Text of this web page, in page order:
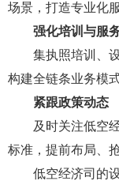
场景，打造专业化
强化培训与服
集执照培训、
构建全链条业务模式
紧跟政策动态
及时关注低空
标准，提前布局、
低空经济司的